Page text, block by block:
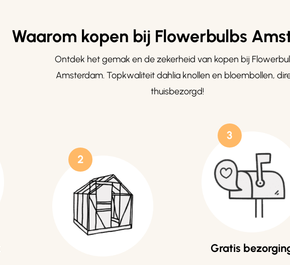
Waarom kopen bij Flowerbulbs
Ontdek het gemak en de zekerheid van kopen bij
Amsterdam. Topkwaliteit dahlia knollen en bloembollen,
thuisbezorgd!
2
3
Gratis